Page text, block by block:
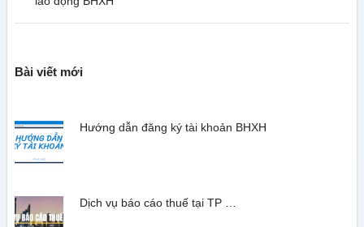
Bài viết mới
Hướng dẫn đăng ký tài khoản BHXH
Dịch vụ báo cáo thuế tại TP …